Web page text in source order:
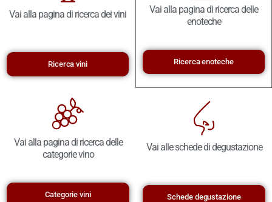
Vai alla pagina di ricerca dei vini
Ricerca vini
Vai alla pagina di ricerca delle
enoteche
Ricerca enoteche
Vai alla pagina di ricerca delle
categorie vino
Categorie vini
Vai alle schede di degustazione
Schede degustazione